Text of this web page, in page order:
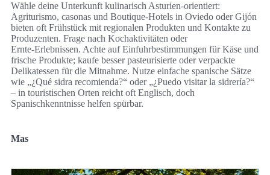
Wähle deine Unterkunft kulinarisch Asturien‑orientiert:
Agriturismo, casonas und Boutique‑Hotels in Oviedo oder Gijón
bieten oft Frühstück mit regionalen Produkten und Kontakte zu
Produzenten. Frage nach Kochaktivitäten oder
Ernte‑Erlebnissen. Achte auf Einfuhrbestimmungen für Käse und
frische Produkte; kaufe besser pasteurisierte oder verpackte
Delikatessen für die Mitnahme. Nutze einfache spanische Sätze
wie „¿Qué sidra recomienda?“ oder „¿Puedo visitar la sidrería?“
– in touristischen Orten reicht oft Englisch, doch
Spanischkenntnisse helfen spürbar.
Mas